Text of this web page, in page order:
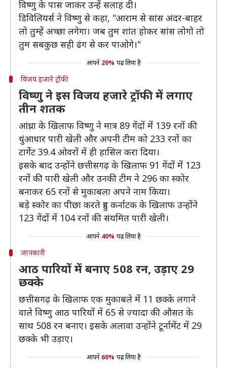
विष्णु के पास जाकर उन्हें सलाह दी।
डिविलियर्स ने विष्णु से कहा, "आराम से सांस अंदर-बाहर
लो तुम्हें अच्छा लगेगा। जब तुम शांत होकर सांस लोगो तो
तुम सबकुछ सही ढंग से कर पाओगे।"
आपने 20% पढ़ लिया है
विजय हजारे ट्रॉफी
विष्णु ने इस विजय हजारे ट्रॉफी में लगाए
तीन शतक
आंध्रा के खिलाफ विष्णु ने मात्र 89 गेंदों में 139 रनों की
धुंआधार पारी खेली और अपनी टीम को 233 रनों का
टार्गेट 39.4 ओवरों में ही हासिल करा दिया।
इसके बाद उन्होंने छत्तीसगढ़ के खिलाफ 91 गेंदों में 123
रनों की पारी खेली और उनकी टीम ने 296 का स्कोर
बनाकर 65 रनों से मुकाबला अपने नाम किया।
बड़े स्कोर का पीछा करते हुए कर्नाटक के खिलाफ उन्होंने
123 गेंदों में 104 रनों की संयमित पारी खेली।
आपने 40% पढ़ लिया है
जानकारी
आठ पारियों में बनाए 508 रन, उड़ाए 29
छक्के
छत्तीसगढ़ के खिलाफ एक मुकाबले में 11 छक्के लगाने
वाले विष्णु आठ पारियों में 65 से ज़्यादा की औसत के
साथ 508 रन बनाए। इसके अलावा उन्होंने टूर्नामेंट में 29
छक्के भी उड़ाए।
आपने 60% पढ़ लिया है